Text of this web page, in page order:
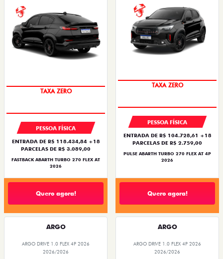
SAIA DE FIAT 0KM
PESSOA FÍSICA
ENTRADA DE R$ 118.434,84 +18
PARCELAS DE R$ 3.089,00
FASTBACK ABARTH TURBO 270 FLEX AT
2026
Quero agora!
SAIA DE FIAT 0KM
PESSOA FÍSICA
ENTRADA DE R$ 104.728,61 +18
PARCELAS DE R$ 2.759,00
PULSE ABARTH TURBO 270 FLEX AT 4P
2026
Quero agora!
ARGO
ARGO DRIVE 1.0 FLEX 4P 2026
2026/2026
ARGO
ARGO DRIVE 1.0 FLEX 4P 2026
2026/2026